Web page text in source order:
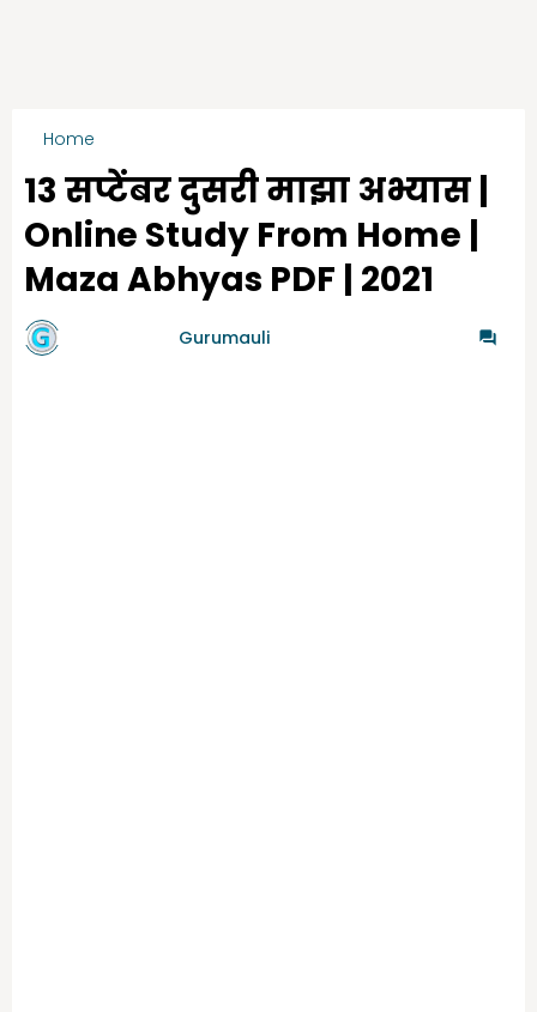
Home
13 सप्टेंबर दुसरी माझा अभ्यास |
Online Study From Home |
Maza Abhyas PDF | 2021
Gurumauli